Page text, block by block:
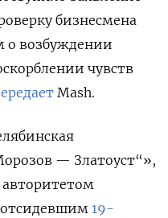
бизнесмена
о возбуждении
чувств
Mash.
— Златоуст“»,
отсидевшим 19-